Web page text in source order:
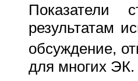
Показатели
результатам
обсуждение,
для многих ЭК.